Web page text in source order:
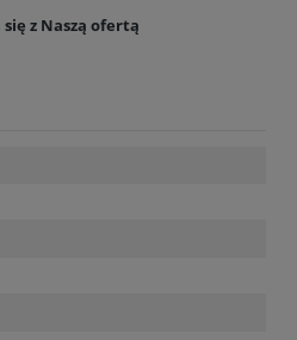
z Naszą ofertą